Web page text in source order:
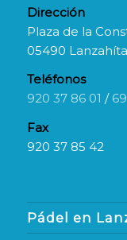
Dirección
Plaza de la
05490
Teléfonos
920 37 86 01 /
Fax
920 37 85 42
Pádel en